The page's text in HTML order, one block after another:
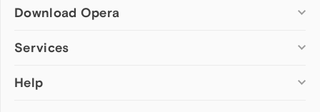
Download Opera
Computer browsers
Opera for Mac
Services
Add-ons
Help